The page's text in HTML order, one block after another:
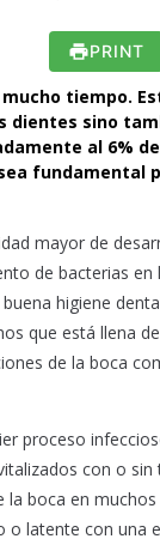
PRINT
tiempo.
dientes sino
al 6%
fundamental
mayor de
de bacterias en
higiene
que está llena
de la boca
proceso
con o
boca en
latente con una